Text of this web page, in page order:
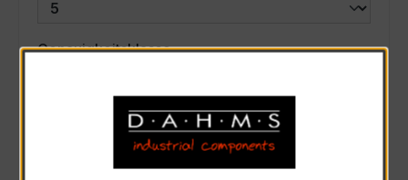
Genauigkeitsklasseauswählen
Scheinleistung (VA)auswählen